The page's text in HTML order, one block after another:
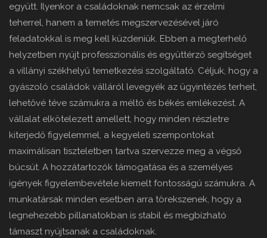
együtt. Ilyenkor a családoknak nemcsak az érzelmi
teherrel, hanem a temetés megszervezésével járó
feladatokkal is meg kell küzdeniük. Ebben a megterhelő
helyzetben nyújt professzionális és együttérző segítséget
a villányi székhelyű temetkezési szolgáltató. Céljuk, hogy a
gyászoló családok válláról levegyék az ügyintézés terheit,
lehetővé téve számukra a méltó és békés emlékezést. A
vállalat elkötelezett amellett, hogy minden részletre
kiterjedő figyelemmel, a kegyeleti szempontokat
maximálisan tiszteletben tartva szervezze meg a végső
búcsút. A hozzátartozók támogatása és a személyes
igények figyelembevétele kiemelt fontosságú számukra. A
munkatársak minden esetben arra törekszenek, hogy a
legnehezebb pillanatokban is stabil és megbízható
támaszt nyújtsanak a családoknak.